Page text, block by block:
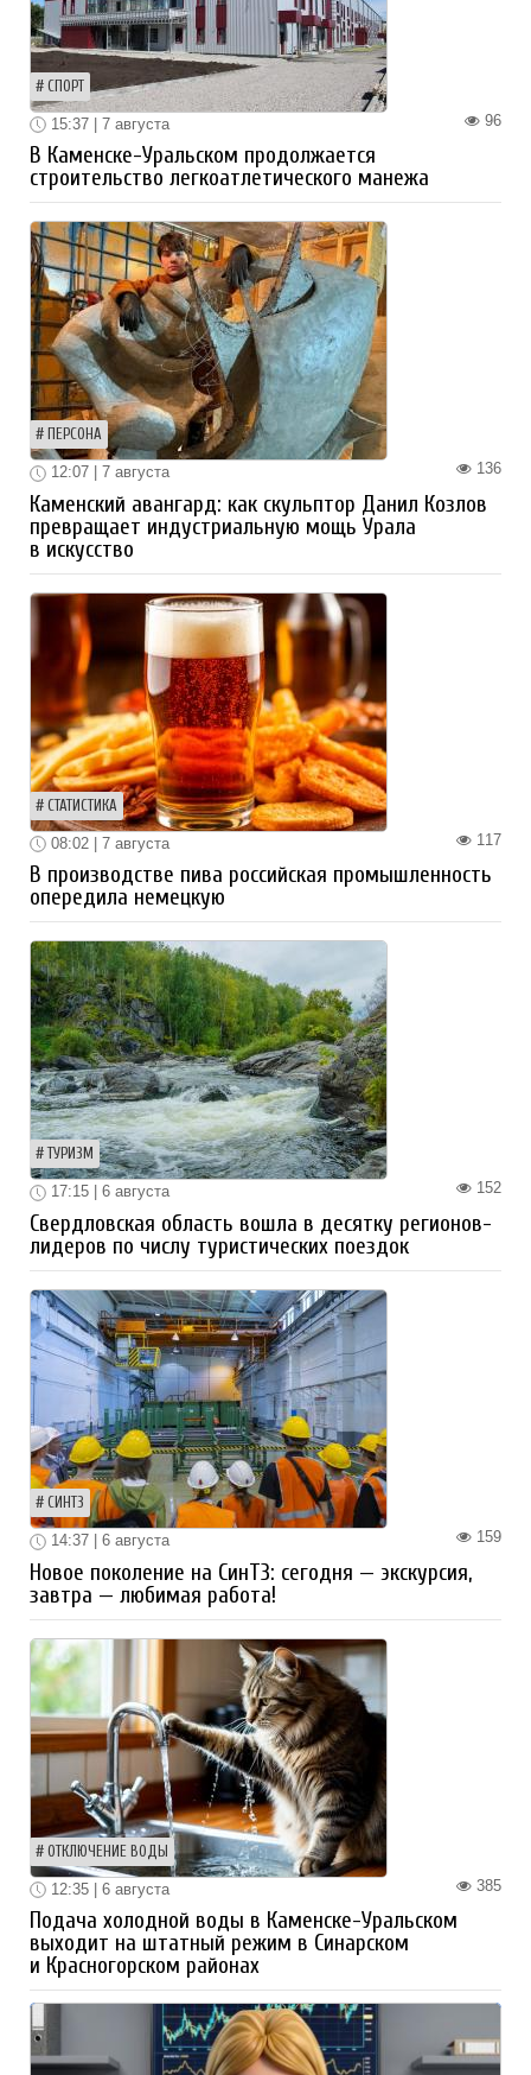
СПОРТ
96
15:37 | 7 августа
В Каменске-Уральском продолжается
строительство легкоатлетического манежа
ПЕРСОНА
136
12:07 | 7 августа
Каменский авангард: как скульптор Данил Козлов
превращает индустриальную мощь Урала
в искусство
СТАТИСТИКА
117
08:02 | 7 августа
В производстве пива российская промышленность
опередила немецкую
ТУРИЗМ
152
17:15 | 6 августа
Свердловская область вошла в десятку регионов-
лидеров по числу туристических поездок
СИНТЗ
159
14:37 | 6 августа
Новое поколение на СинТЗ: сегодня — экскурсия,
завтра — любимая работа!
ОТКЛЮЧЕНИЕ ВОДЫ
385
12:35 | 6 августа
Подача холодной воды в Каменске-Уральском
выходит на штатный режим в Синарском
и Красногорском районах